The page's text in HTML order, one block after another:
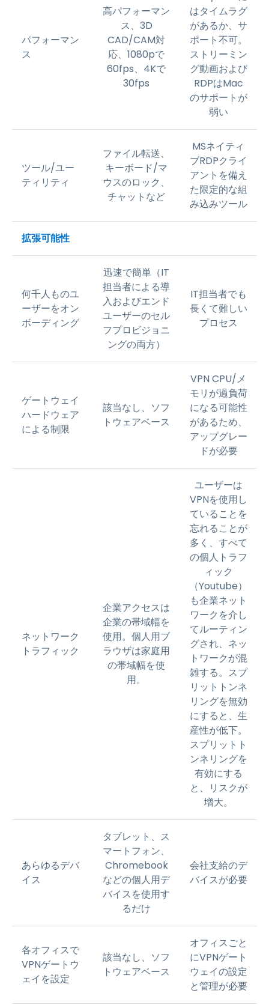
パフォーマン
ス
高パフォーマン
ス、3D
CAD/CAM対
応、1080pで
60fps、4Kで
30fps
はタイムラグ
があるか、サ
ポート不可。
ストリーミン
グ動画および
RDPはMac
のサポートが
弱い
ツール/ユー
ティリティ
ファイル転送、
キーボード/マ
ウスのロック、
チャットなど
MSネイティ
ブRDPクライ
アントを備え
た限定的な組
み込みツール
拡張可能性
何千人ものユ
ーザーをオン
ボーディング
迅速で簡単（IT
担当者による導
入およびエンド
ユーザーのセル
フプロビジョニ
ングの両方）
IT担当者でも
長くて難しい
プロセス
ゲートウェイ
ハードウェア
による制限
該当なし、ソフ
トウェアベース
VPN CPU/メ
モリが過負荷
になる可能性
があるため、
アップグレー
ドが必要
ネットワーク
トラフィック
企業アクセスは
企業の帯域幅を
使用。個人用ブ
ラウザは家庭用
の帯域幅を使
用。
ユーザーは
VPNを使用し
ていることを
忘れることが
多く、すべて
の個人トラフ
ィック
（Youtube）
も企業ネット
ワークを介し
てルーティン
グされ、ネッ
トワークが混
雑する。スプ
リットトンネ
リングを無効
にすると、生
産性が低下。
スプリットト
ンネリングを
有効にする
と、リスクが
増大。
あらゆるデバ
イス
タブレット、ス
マートフォン、
Chromebook
などの個人用デ
バイスを使用す
るだけ
会社支給のデ
バイスが必要
各オフィスで
VPNゲートウ
ェイを設定
該当なし、ソフ
トウェアベース
オフィスごと
にVPNゲート
ウェイの設定
と管理が必要